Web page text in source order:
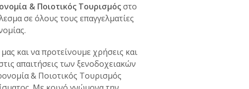
& Ποιοτικός Τουρισμόςστο
σε όλους τους επαγγελματίες
και να προτείνουμε χρήσεις και
απαιτήσεις των ξενοδοχειακών
& Ποιοτικός Τουρισμός